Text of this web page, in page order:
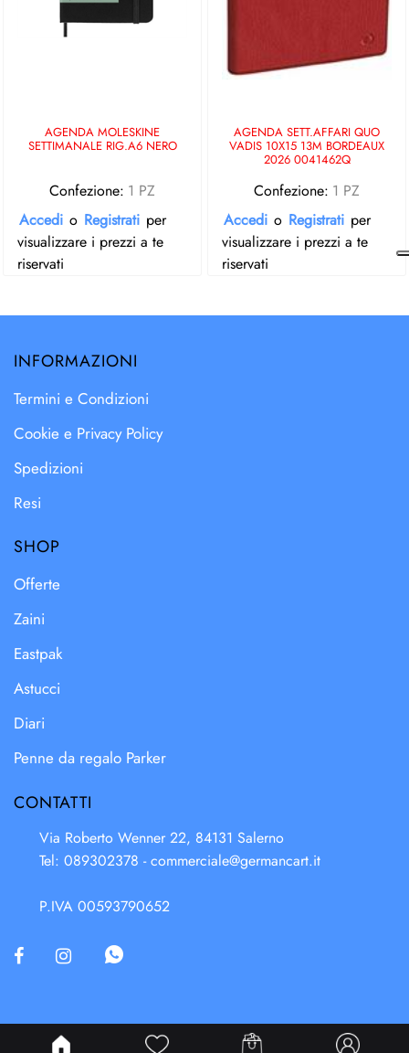
AGENDA MOLESKINE
SETTIMANALE RIG.A6 NERO
Confezione: 1 PZ
Accedi o Registrati per
visualizzare i prezzi a te
riservati
AGENDA SETT.AFFARI QUO
VADIS 10X15 13M BORDEAUX
2026 0041462Q
Confezione: 1 PZ
Accedi o Registrati per
visualizzare i prezzi a te
riservati
INFORMAZIONI
Termini e Condizioni
Cookie e Privacy Policy
Spedizioni
Resi
SHOP
Offerte
Zaini
Eastpak
Astucci
Diari
Penne da regalo Parker
CONTATTI
Via Roberto Wenner 22, 84131 Salerno
Tel: 089302378 -commerciale@germancart.it
P.IVA 00593790652